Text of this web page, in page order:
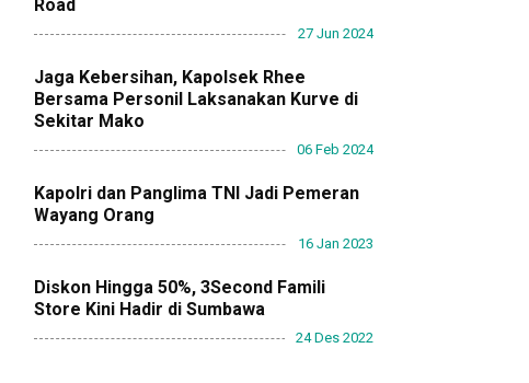
Road
27 Jun 2024
Jaga Kebersihan, Kapolsek Rhee
Bersama Personil Laksanakan Kurve di
Sekitar Mako
06 Feb 2024
Kapolri dan Panglima TNI Jadi Pemeran
Wayang Orang
16 Jan 2023
Diskon Hingga 50%, 3Second Famili
Store Kini Hadir di Sumbawa
24 Des 2022